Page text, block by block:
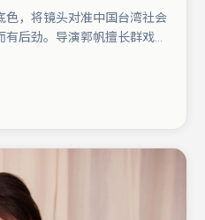
色，将镜头对准中国台湾社会
后劲。导演郭帆擅长群戏与
片情感锚点，蒋奇明则以细
完成度较高，适合周末一口